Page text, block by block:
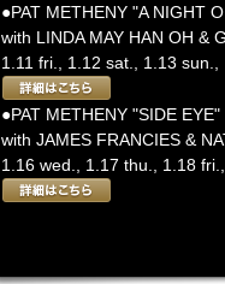
●PAT METHENY "A NIGHT
with LINDA MAY HAN OH &
1.11 fri., 1.12 sat., 1.13 sun.,
●PAT METHENY "SIDE EYE"
with JAMES FRANCIES &
1.16 wed., 1.17 thu., 1.18